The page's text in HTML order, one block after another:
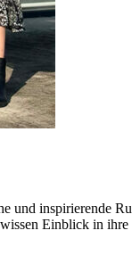
und inspirierende
Einblick in ihre